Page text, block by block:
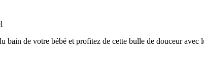
bain de votre bébé et profitez de cette bulle de douceur avec